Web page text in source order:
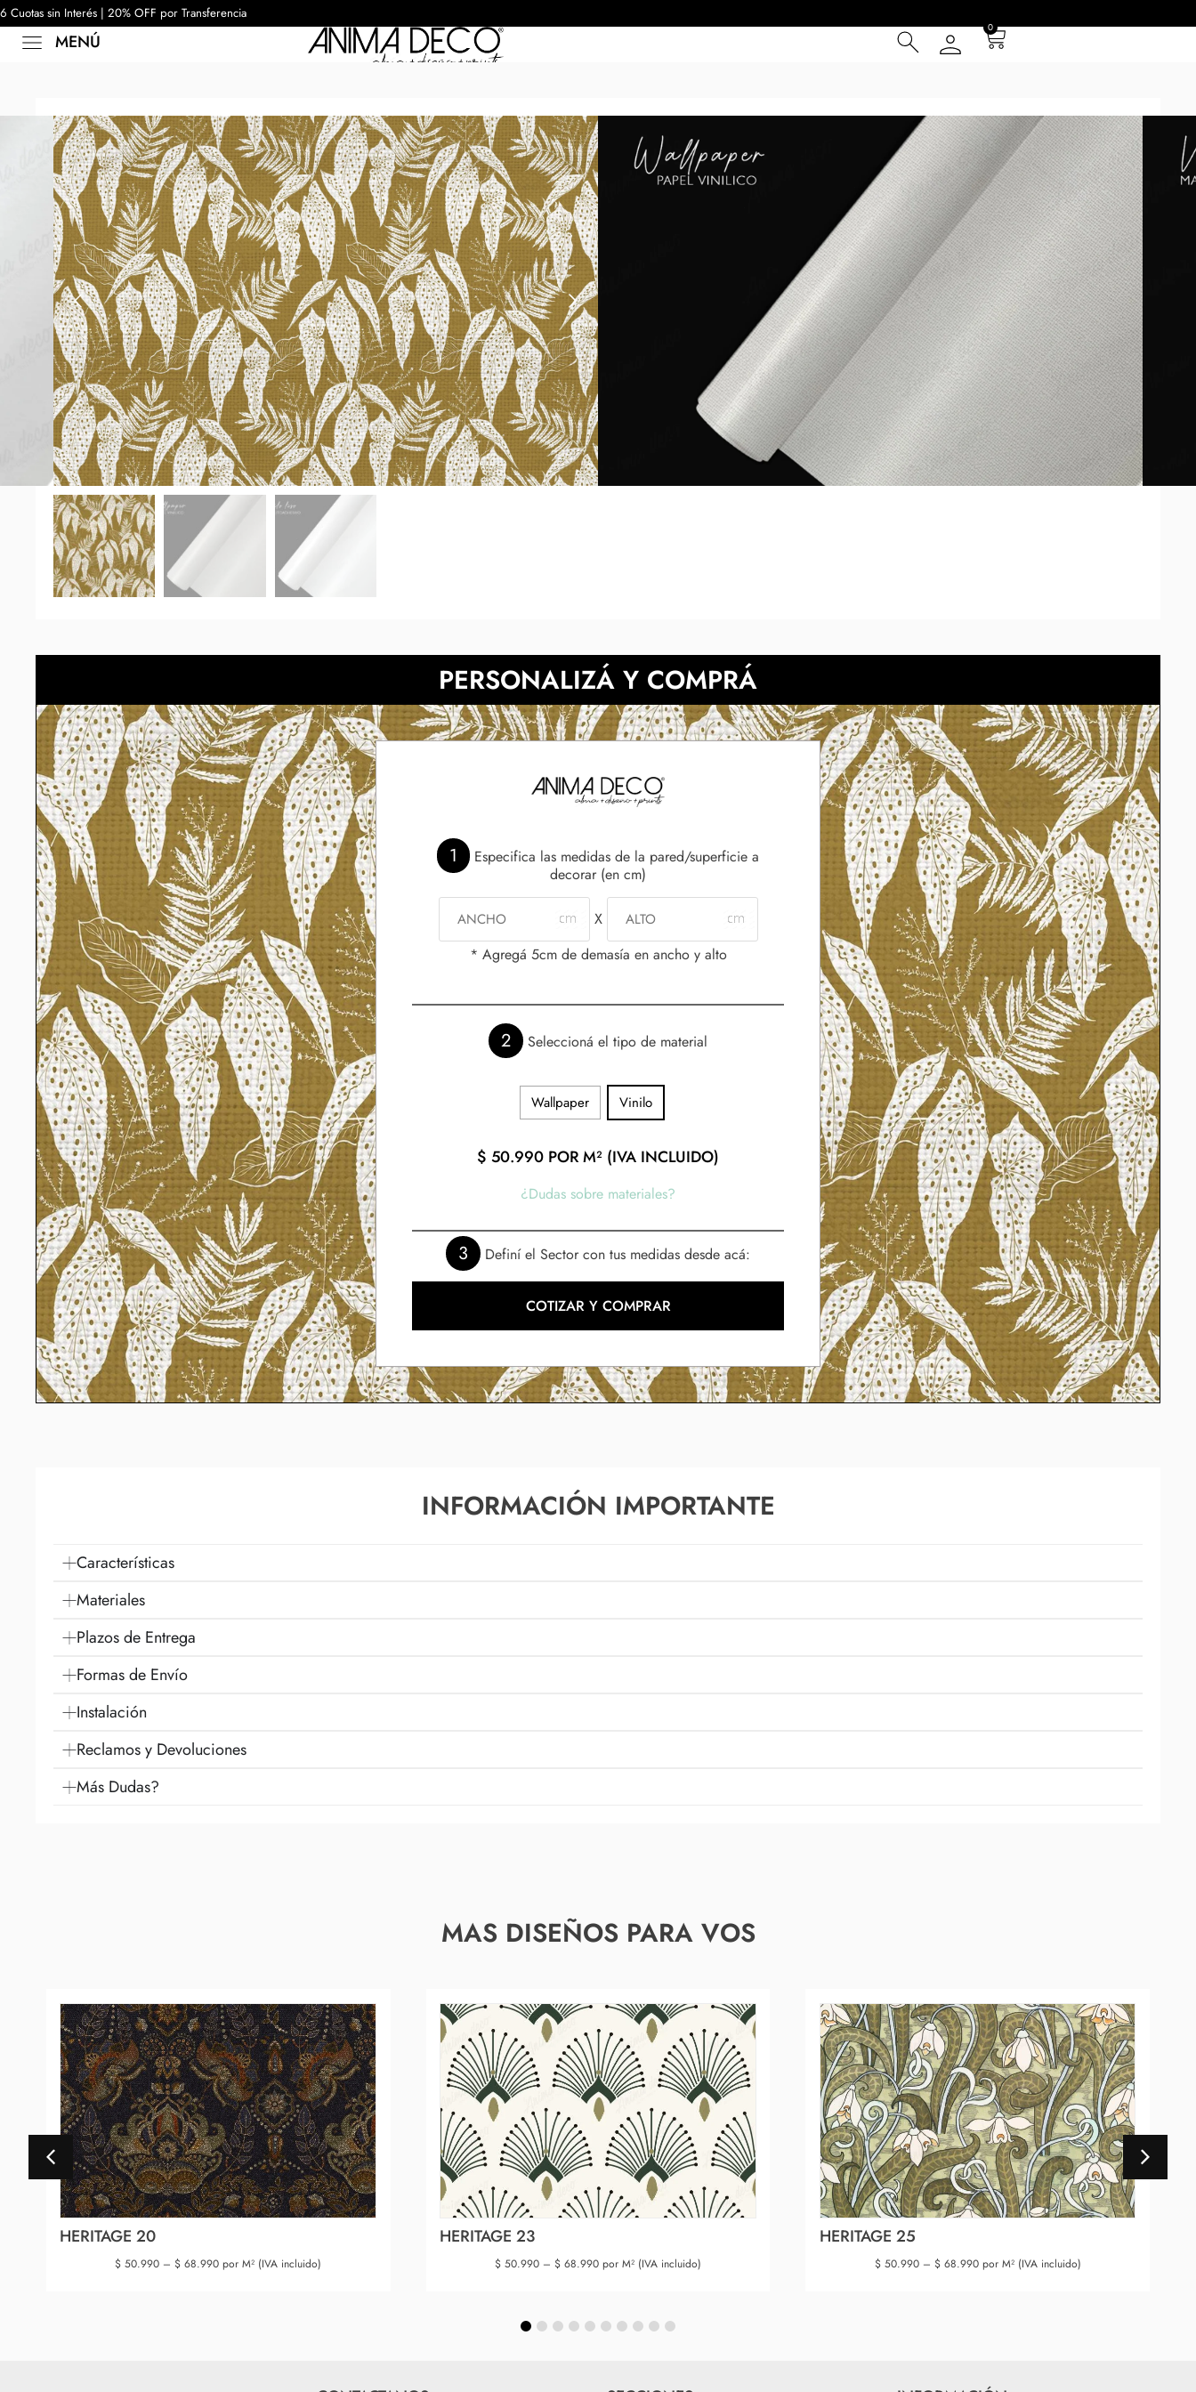
6 Cuotas sin Interés | 20% OFF por Transferencia
MENÚ
0
HERITAGE 03
POR M² (IVA INCLUIDO)
6 Cuotas sin Interés con Tarjeta de Crédito
20% OFF por Transferencia
15 días hábiles Plazo de Entrega **
Incluye instrucciones de instalación
*Las imágenes son ilustrativas: el patrón se repite cada 1m y se presentan en paños de 1 m
de ancho por el alto de tu pared. Los tonos digitales respecto de los impresos pueden
diferir según la calibración de cada pantalla. Presupuesta tu pared con el cotizador
eligiendo el material.
NECESITAS MÀS INFORMACIÓN?
PERSONALIZÁ Y COMPRÁ
1
Especifica las medidas de la pared/superficie a
decorar (en cm)
X
* Agregá 5cm de demasía en ancho y alto
2 Seleccioná el tipo de material
Wallpaper Vinilo
$ 50.990 POR M² (IVA INCLUIDO)
¿Dudas sobre materiales?
3 Definí el Sector con tus medidas desde acá:
COTIZAR Y COMPRAR
INFORMACIÓN IMPORTANTE
Características
Materiales
Plazos de Entrega
Formas de Envío
Instalación
Reclamos y Devoluciones
Más Dudas?
MAS DISEÑOS PARA VOS
HERITAGE 20
$ 50.990 – $ 68.990 por M² (IVA incluido)
HERITAGE 23
$50.990 – $68.990por M² (IVA incluido)
HERITAGE 25
$50.990 – $68.990por M² (IVA incluido)